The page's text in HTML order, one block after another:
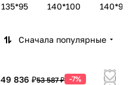
135*95 140*100 140*90
Сначала популярные
49 836 ₽53 587 ₽ -7%